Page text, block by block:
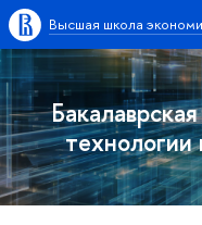
Высшая школа